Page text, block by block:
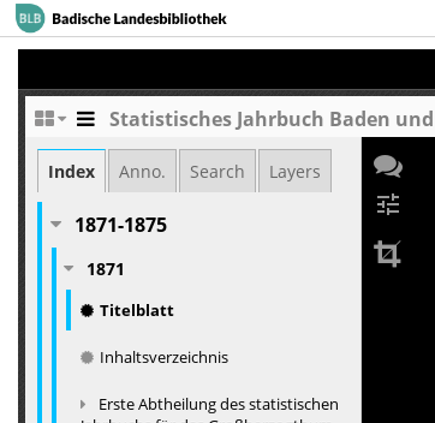
Statistisches Jahrbuch Baden
Index Anno. Search Layers
1871-1875
1871
Titelblatt
Inhaltsverzeichnis
Erste Abtheilung des statistischen
tune